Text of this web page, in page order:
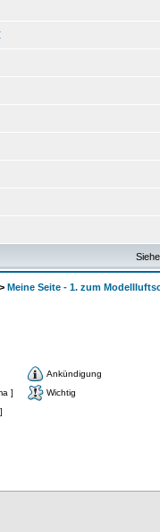
Meine Seite - 1. zum
Ankündigung
]
Wichtig